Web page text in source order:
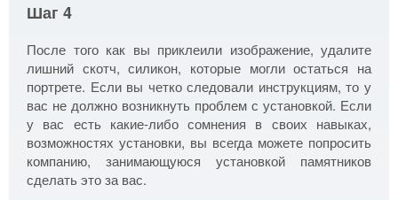
Шаг 4
После того как вы приклеили изображение, удалите
лишний скотч, силикон, которые могли остаться на
портрете. Если вы четко следовали инструкциям, то у
вас не должно возникнуть проблем с установкой. Если
у вас есть какие-либо сомнения в своих навыках,
возможностях установки, вы всегда можете попросить
компанию, занимающуюся установкой памятников
сделать это за вас.